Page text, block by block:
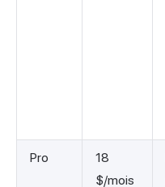
Pro
18
$/mois